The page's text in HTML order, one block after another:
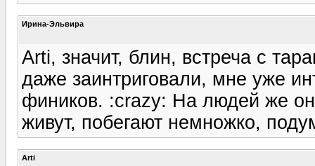
Ирина-Эльвира
Arti, значит, блин, встреча с
даже заинтриговали, мне уже
фиников. :crazy: На людей же
живут, побегают немножко,
Arti